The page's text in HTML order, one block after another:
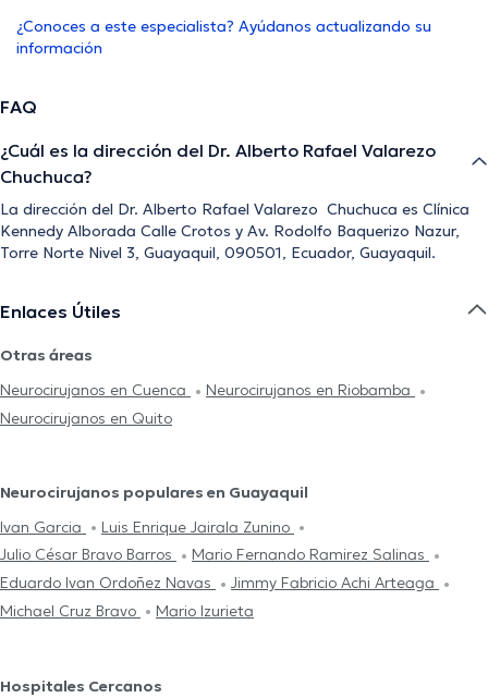
¿Conoces a este especialista? Ayúdanos actualizando su
información
FAQ
¿Cuál es la dirección del Dr. Alberto Rafael Valarezo
Chuchuca?
La dirección del Dr. Alberto Rafael Valarezo Chuchuca es Clínica
Kennedy Alborada Calle Crotos y Av. Rodolfo Baquerizo Nazur,
Torre Norte Nivel 3, Guayaquil, 090501, Ecuador, Guayaquil.
Enlaces Útiles
Otras áreas
Neurocirujanos en Cuenca
Neurocirujanos en Riobamba
Neurocirujanos en Quito
Neurocirujanos populares en Guayaquil
Ivan Garcia
Luis Enrique Jairala Zunino
Julio César Bravo Barros
Mario Fernando Ramirez Salinas
Eduardo Ivan Ordoñez Navas
Jimmy Fabricio Achi Arteaga
Michael Cruz Bravo
Mario Izurieta
Hospitales Cercanos